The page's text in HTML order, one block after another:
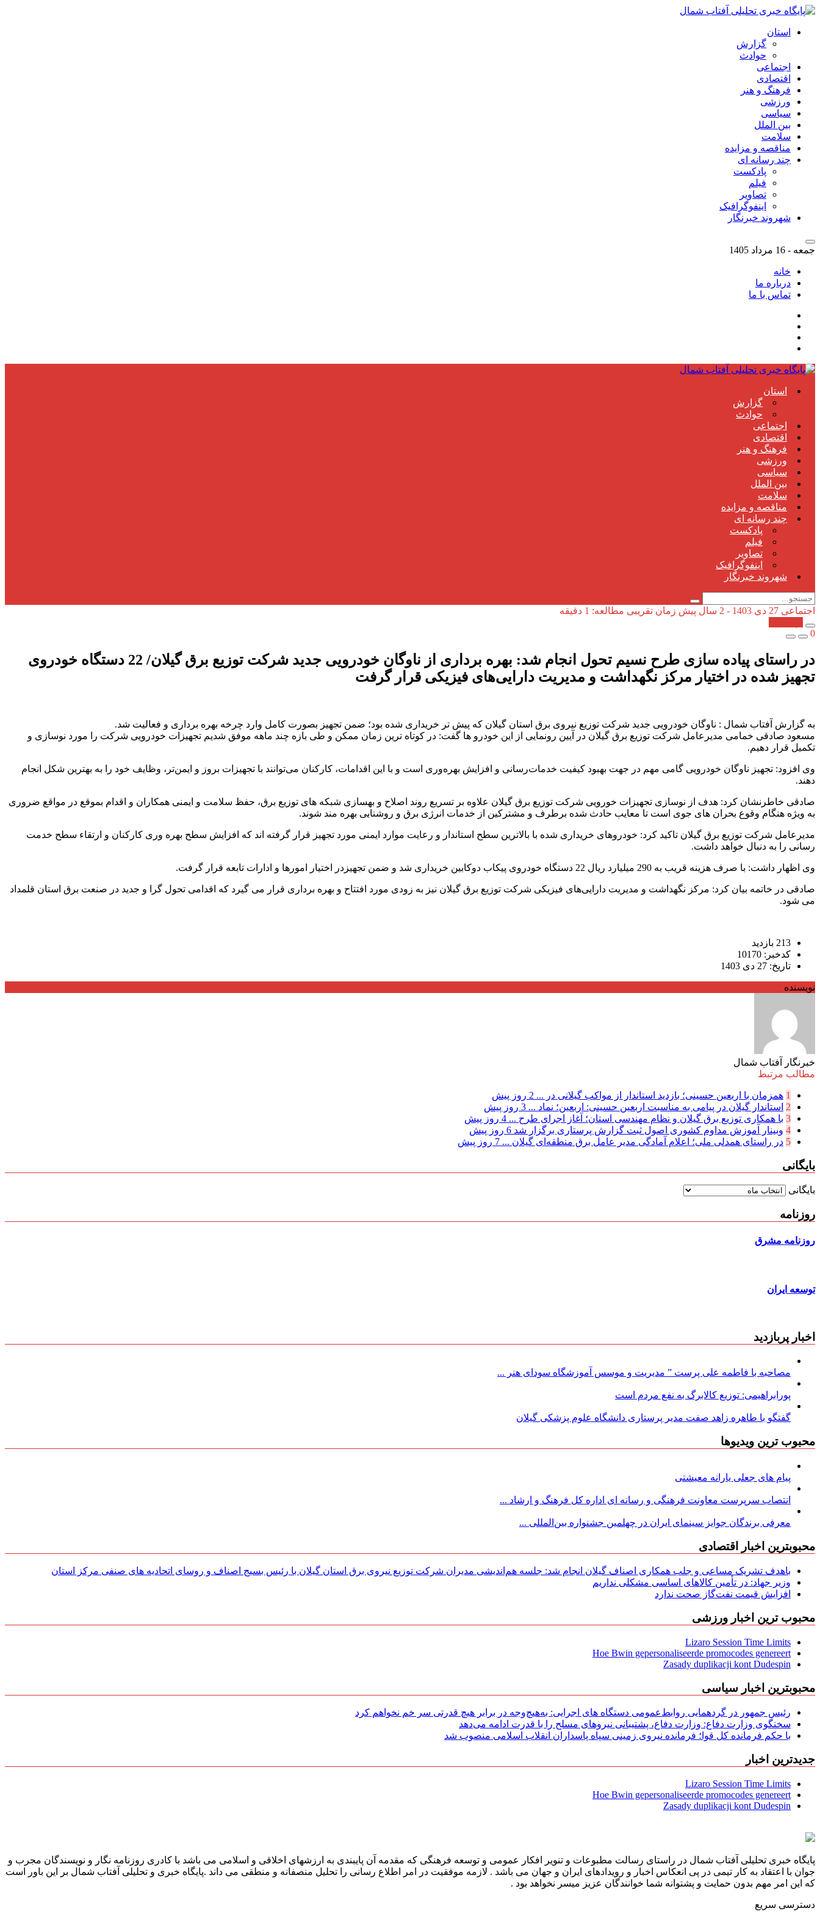
استان
گزارش
حوادث
اجتماعی
اقتصادی
فرهنگ و هنر
ورزشی
سیاسی
بین الملل
سلامت
مناقصه و مزایده
چند رسانه ای
پادکست
فیلم
تصاویر
اینفوگرافیک
شهروند خبرنگار
جمعه - 16 مرداد 1405
خانه
درباره ما
تماس با ما
استان
گزارش
حوادث
اجتماعی
اقتصادی
فرهنگ و هنر
ورزشی
سیاسی
بین الملل
سلامت
مناقصه و مزایده
چند رسانه ای
پادکست
فیلم
تصاویر
اینفوگرافیک
شهروند خبرنگار
اجتماعی 27 دی 1403 - 2 سال پیش
زمان تقریبی مطالعه: 1 دقیقه
0
در راستای پیاده سازی طرح نسیم تحول انجام شد: بهره برداری از ناوگان خودرویی جدید شركت توزیع برق گیلان/ 22 دستگاه خودروی
تجهیز شده در اختیار مركز نگهداشت و مدیریت دارایی‌های فیزیكی قرار گرفت
به گزارش آفتاب شمال : ناوگان خودرویی جدید شرکت توزیع نیروی برق استان گیلان که پیش تر خریداری شده بود؛ ضمن تجهیز بصورت کامل وارد چرخه بهره برداری و فعالیت شد.
مسعود صادقی خمامی مدیرعامل شرکت توزیع برق گیلان در آیین رونمایی از این خودرو ها گفت: در کوتاه ترین زمان ممکن و طی بازه چند ماهه موفق شدیم تجهیزات خودرویی شرکت را مورد نوسازی و
تکمیل قرار دهیم.
وی افزود: تجهیز ناوگان خودرویی گامی مهم در جهت بهبود کیفیت خدمات‌رسانی و افزایش بهره‌وری است و با این اقدامات، کارکنان می‌توانند با تجهیزات بروز و ایمن‌تر، وظایف خود را به بهترین شکل انجام
دهند.
صادقی خاطرنشان کرد: هدف از نوسازی تجهیزات خورویی شرکت توزیع برق گیلان علاوه بر تسریع روند اصلاح و بهسازی شبکه های توزیع برق، حفظ سلامت و ایمنی همکاران و اقدام بموقع در مواقع ضروری
به ویژه هنگام وقوع بحران های جوی است تا معایب حادث شده برطرف و مشترکین از خدمات انرژی برق و روشنایی بهره مند شوند.
مدیرعامل شرکت توزیع برق گیلان تاکید کرد: خودروهای خریداری شده با بالاترین سطح استاندار و رعایت موارد ایمنی مورد تجهیز قرار گرفته اند که افزایش سطح بهره وری کارکنان و ارتقاء سطح خدمت
رسانی را به دنبال خواهد داشت.
وی اظهار داشت: با صرف هزینه قریب به 290 میلیارد ریال 22 دستگاه خودروی پیکاب دوکابین خریداری شد و ضمن تجهیزدر اختیار امورها و ادارات تابعه قرار گرفت.
صادقی در خاتمه بیان کرد: مرکز نگهداشت و مدیریت دارایی‌های فیزیکی شرکت توزیع برق گیلان نیز به زودی مورد افتتاح و بهره برداری قرار می گیرد که اقدامی تحول گرا و جدید در صنعت برق استان قلمداد
می شود.
213 بازدید
کدخبر: 10170
تاریخ: 27 دی 1403
نویسنده
خبرنگار آفتاب شمال
مطالب مرتبط
1 همزمان با اربعین حسینی؛ بازدید استاندار از مواکب گیلانی در ... 2 روز پیش
2 استاندار گیلان در پیامی به مناسبت اربعین حسینی: اربعین؛ نماد ... 3 روز پیش
3 با همکاری توزیع برق گیلان و نظام مهندسی استان؛ آغاز اجرای طرح ... 4 روز پیش
4 وبینار آموزش مداوم کشوری اصول ثبت گزارش پرستاری برگزار شد 6 روز پیش
5 در راستای همدلی ملی؛ اعلام آمادگی مدیر عامل برق منطقه‌ای گیلان ... 7 روز پیش
بایگانی
بایگانی
روزنامه
روزنامه مشرق
توسعه ایران
اخبار پربازدید
مصاحبه با فاطمه علی پرست ” مدیریت و موسس آموزشگاه سودای هنر ...
پورابراهیمی: توزیع کالابرگ به نفع مردم است
گفتگو با طاهره زاهد صفت مدیر پرستاری دانشگاه علوم پزشکی گیلان
محبوب ترین ویدیوها
پیام های جعلی یارانه معیشتی
انتصاب سرپرست معاونت فرهنگی و رسانه ای اداره کل فرهنگ و ارشاد ...
معرفی برندگان جوایز سینمای ایران در چهلمین جشنواره بین‌المللی ...
محبوبترین اخبار اقتصادی
باهدف تشریک مساعی و جلب همکاری اصناف گیلان انجام شد: جلسه هم‌اندیشی مدیران شركت توزیع نیروی برق استان گیلان با رئیس بسیج اصناف و روسای اتحادیه های صنفی مركز استان
وزیر جهاد: در تأمین کالاهای اساسی مشکلی نداریم
افزایش قیمت نفت‌گاز صحت ندارد
محبوب ترین اخبار ورزشی
Lizaro Session Time Limits
Hoe Bwin gepersonaliseerde promocodes genereert
Zasady duplikacji kont Dudespin
محبوبترین اخبار سیاسی
رئیس جمهور در گردهمایی روابط‌عمومی دستگاه های اجرایی: به‌هیچ‌وجه در برابر هیچ قدرتی سر خم نخواهم کرد
سخنگوی وزارت دفاع: وزارت دفاع، پشتیبانی نیرو‌های مسلح را با قدرت ادامه می‌دهد
با حکم فرمانده کل قوا؛ فرمانده نیروی زمینی سپاه پاسداران انقلاب اسلامی منصوب شد
جدیدترین اخبار
Lizaro Session Time Limits
Hoe Bwin gepersonaliseerde promocodes genereert
Zasady duplikacji kont Dudespin
پایگاه خبری تحلیلی آفتاب شمال در راستای رسالت مطبوعات و تنویر افکار عمومی و توسعه فرهنگی که مقدمه آن پایبندی به ارزشهای اخلاقی و اسلامی می باشد با کادری روزنامه نگار و نویسندگان مجرب و
جوان با اعتقاد به کار تیمی در پی انعکاس اخبار و رویدادهای ایران و جهان می باشد . لازمه موفقیت در امر اطلاع رسانی را تحلیل منصفانه و منطقی می داند .پایگاه خبری و تحلیلی آفتاب شمال بر این باور است
که این امر مهم بدون حمایت و پشتوانه شما خوانندگان عزیز میسر نخواهد بود .
دسترسی سریع